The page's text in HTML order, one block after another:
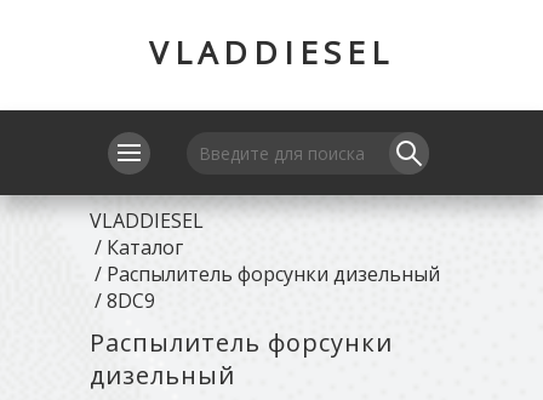
VLADDIESEL
VLADDIESEL
/ Каталог
/ Распылитель форсунки дизельный
/8DC9
Распылитель форсунки
дизельный